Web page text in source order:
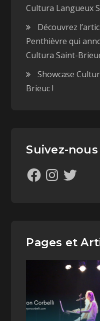
Cultura Langueux
Découvrez
Penthièvre qui
Cultura Saint-
Showcase
Brieuc !
Suivez-nous
Pages et